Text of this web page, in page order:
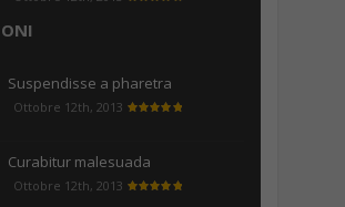
Suspendisse a pharetra
Ottobre 12th, 2013
Curabitur malesuada
Ottobre 12th, 2013